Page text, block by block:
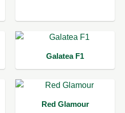
Galatea F1
Red Glamour